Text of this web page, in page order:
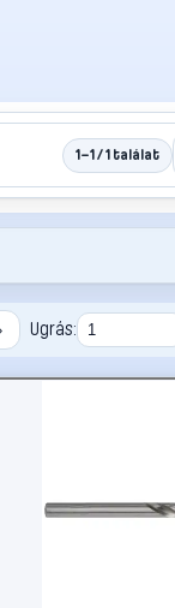
1–1 / 1 találat
Ugrás: